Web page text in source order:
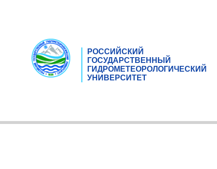
РОССИЙСКИЙ
ГОСУДАРСТВЕННЫЙ
ГИДРОМЕТЕОРОЛОГИЧЕСКИЙ
УНИВЕРСИТЕТ